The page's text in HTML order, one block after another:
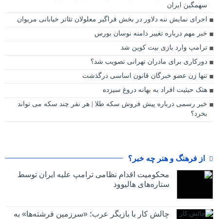
سهمگین ایران
اجرای نمایش ننه دلاور در بخش فراگیر معلولان تئاتر خیابانی مریوان
خبر مهم درباره تغییر دامنه نوسان بورس
ترامپ وارد بازی بیت کوین شد
دورکاری برای مادران تهرانی تصویب شد؟
تنها زن عضو خبرگان قانون اساسی درگذشت
هتک حیثیت افراد به بهانه دروغ سیزده
خبر رسمی درباره پیش‌ فروش سکه طلا | هر نفر چند سکه می تواند
بخرد؟
از فرهنگ و هنر چه خبر؟
محکومیت اقدام نظامی ترامپ علیه ایران توسط
ستاره‌های هالیوود
چالش کار با بازیگر عرب؛ «سرزمین فرشته‌ها» به